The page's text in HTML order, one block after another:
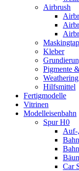
Airbrush
Kleber
Pigmente
Hilfsmittel
Fertigmodelle
Vitrinen
Modelleisenbahn
Spur H0
Auf-
Car